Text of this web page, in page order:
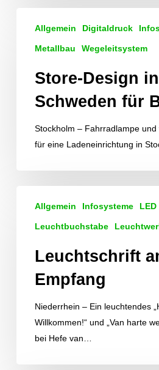
Design
Bikester
Allgemein Digitaldruck
Metallbau Wegeleitsystem
Store-Design in
Schweden für
Stockholm – Fahrradlampe
für eine Ladeneinrichtung in
Empfang
Allgemein Infosysteme LED
Leuchtbuchstabe
Leuchtschrift
Empfang
Niederrhein – Ein leuchtendes
Willkommen!“ und „Van harte
bei Hefe van…